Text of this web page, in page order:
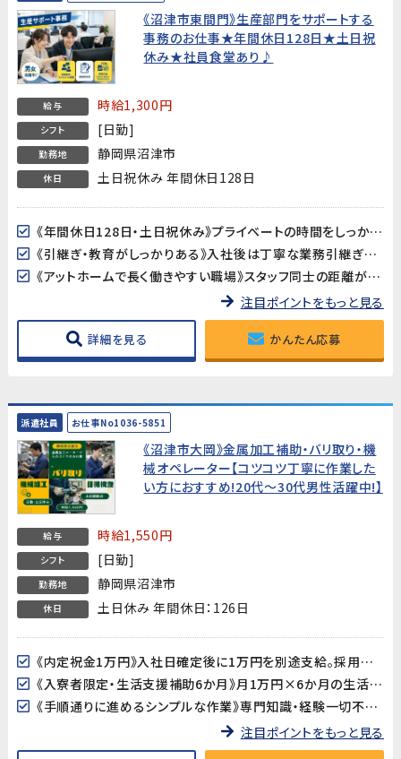
《沼津市東間門》生産部門をサポートする
事務のお仕事★年間休日128日★土日祝
休み★社員食堂あり♪
給与 時給1,300円
シフト [日勤]
勤務地 静岡県沼津市
休日 土日祝休み 年間休日128日
《年間休日128日・土日祝休み》プライベートの時間をしっかり確保できます。GW・夏季・年末年始の長期休暇もあり♪
《引継ぎ・教育がしっかりある》入社後は丁寧な業務引継ぎがあるため、初めての職場でも安心してスタートできます。
《アットホームで長く働きやすい職場》スタッフ同士の距離が近く、相談しやすい雰囲気。長期間にわたって活躍できる環境です。
注目ポイントをもっと見る
詳細を見る かんたん応募
派遣社員 お仕事No1036-5851
《沼津市大岡》金属加工補助・バリ取り・機
械オペレーター【コツコツ丁寧に作業した
い方におすすめ!20代～30代男性活躍中!】
給与 時給1,550円
シフト [日勤]
勤務地 静岡県沼津市
休日 土日休み 年間休日：126日
《内定祝金1万円》入社日確定後に1万円を別途支給。採用決定のお祝いです♪
《入寮者限定・生活支援補助6か月》月1万円×6か月の生活支援補助あり。地方からの移住も安心です※入寮者限定
《手順通りに進めるシンプルな作業》専門知識・経験一切不要。決まった手順に沿って作業を進めるため、未経験の方でも約2か月でひとり立ちできます。
注目ポイントをもっと見る